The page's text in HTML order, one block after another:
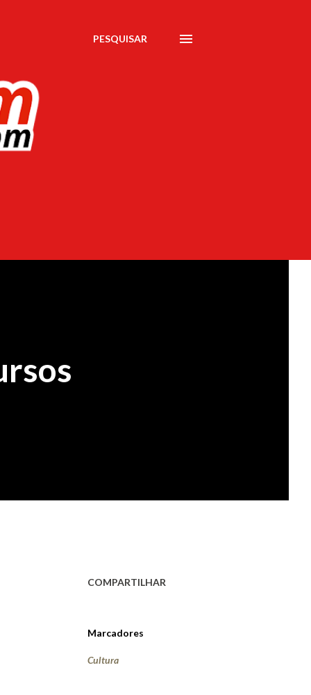
PESQUISAR
COMPARTILHAR
Marcadores
Cultura